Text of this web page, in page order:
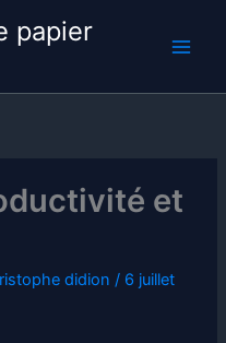
papier
et
didion / 6 juillet